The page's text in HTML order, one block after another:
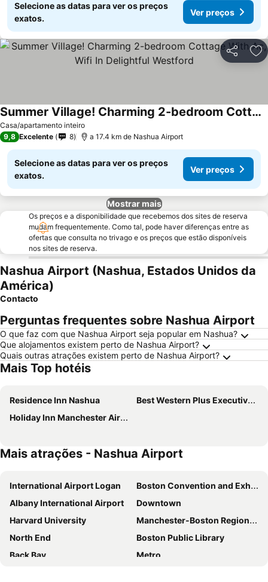
Selecione as datas para ver os preços
exatos.
Ver preços
Partilhar
Casa/apartamento inteiro
Summer Village! Charming 2-bedroom Cottage With Ac, Wifi In Delightful Westford
9,8 Excelente 8 a 17.4 km de Nashua Airport
Selecione as datas para ver os preços
exatos.
Ver preços
Mostrar mais
Os preços e a disponibilidade que recebemos dos sites de reserva
mudam frequentemente. Como tal, pode haver diferenças entre as
ofertas que consulta no trivago e os preços que estão disponíveis
nos sites de reserva.
Nashua Airport (Nashua, Estados Unidos da
América)
Contacto
Perguntas frequentes sobre Nashua Airport
O que faz com que Nashua Airport seja popular em Nashua?
Que alojamentos existem perto de Nashua Airport?
Quais outras atrações existem perto de Nashua Airport?
Mais Top hotéis
Residence Inn Nashua
Best Western Plus Executive Court Inn & Conference Center
Holiday Inn Manchester Airport By Ihg
Mais atrações - Nashua Airport
International Airport Logan
Boston Convention and Exhibition Center
Albany International Airport
Downtown
Harvard University
Manchester-Boston Regional Airport
North End
Boston Public Library
Back Bay
Metro